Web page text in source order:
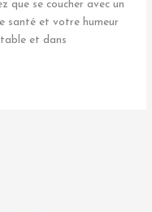
que se coucher avec un
santé et votre humeur
et dans